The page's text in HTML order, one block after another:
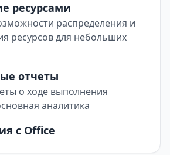
ресурсами
распределения и
ресурсов для небольших
отчеты
о ходе выполнения
аналитика
с Office